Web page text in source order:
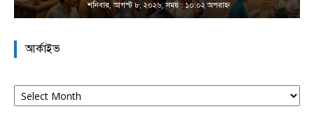
শনিবার, আগস্ট ৮, ২০২৬; সময় : ১০:০২ অপরাহ্ণ
আর্কাইভ
আর্কাইভ